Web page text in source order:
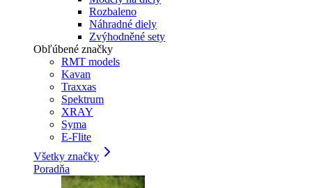
Rozbaleno
Náhradné diely
Zvýhodněné sety
Obľúbené značky
RMT models
Kavan
Traxxas
Spektrum
XRAY
Syma
E-Flite
Všetky značky
Poradňa